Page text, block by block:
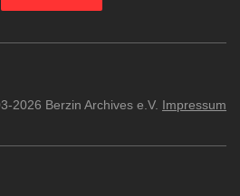
2026 Berzin Archives e.V. Impressum